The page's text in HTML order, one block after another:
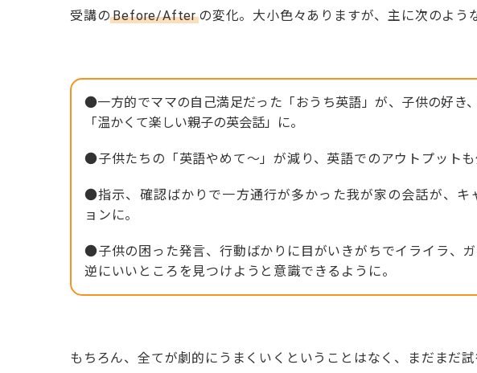
受講のBefore/After の変化。大小色々ありますが、主に次のよう
●一方的でママの自己満足だった「おうち英語」が、子供の好き
「温かくて楽しい親子の英会話」に。
●子供たちの「英語やめて～」が減り、英語でのアウトプットも
●指示、確認ばかりで一方通行が多かった我が家の会話が、キ
ョンに。
●子供の困った発言、行動ばかりに目がいきがちでイライラ、ガ
逆にいいところを見つけようと意識できるように。
もちろん、全てが劇的にうまくいくということはなく、まだまだ試